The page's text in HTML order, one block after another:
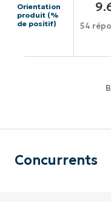
Orientation
produit (%
de positif)
54
Concurrents